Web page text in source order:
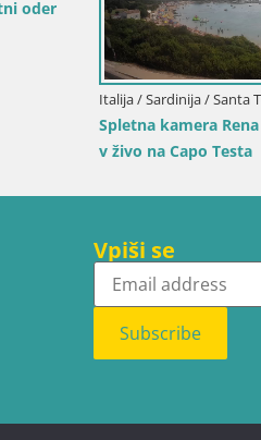
Terza Spiaggia Golfo
na plažo v živo
živo
Vpiši se
Subscribe